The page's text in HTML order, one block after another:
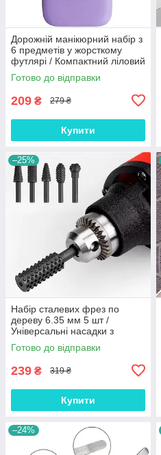
Дорожній манікюрний набір з
6 предметів у жорсткому
футлярі / Компактний ліловий
комплект для комплексного
догляду за нігтями
Готово до відправки
209 ₴ 279 ₴
Купити
–25%
Набір сталевих фрез по
дереву 6.35 мм 5 шт /
Універсальні насадки з
титановим покриттям для
гравіювання та дрилів
Готово до відправки
239 ₴ 319 ₴
Купити
–24%